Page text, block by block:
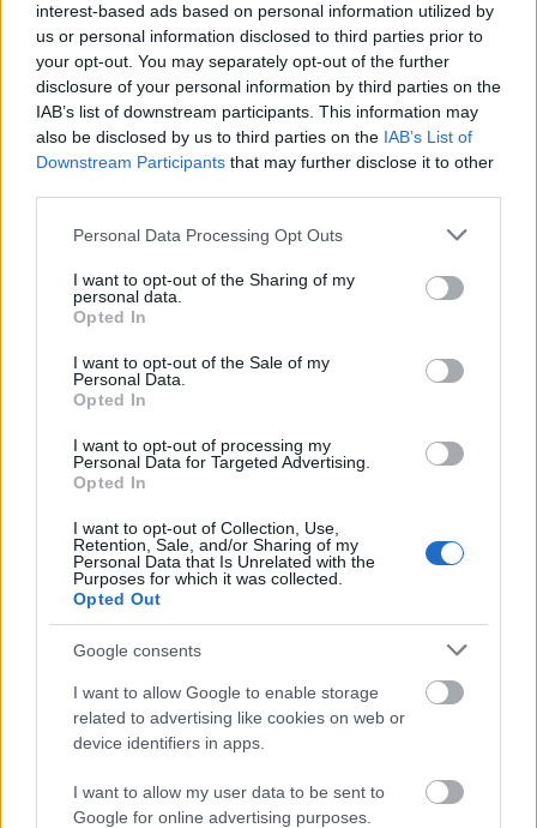
interest-based ads based on personal information utilized by
us or personal information disclosed to third parties prior to
your opt-out. You may separately opt-out of the further
disclosure of your personal information by third parties on the
IAB’s list of downstream participants. This information may
also be disclosed by us to third parties on the IAB’s List of
Downstream Participants that may further disclose it to other
Please note that this website/app uses one or more Google
not limited to your visit or usage behaviour. You may click to
grant or deny consent to Google and its third-party tags to
use your data for below specified purposes in below Google
consent section.
Personal Data Processing Opt Outs
I want to opt-out of the Sharing of my
personal data.
Opted In
I want to opt-out of the Sale of my
Personal Data.
Opted In
I want to opt-out of processing my
Personal Data for Targeted Advertising.
Opted In
I want to opt-out of Collection, Use,
Retention, Sale, and/or Sharing of my
Personal Data that Is Unrelated with the
Purposes for which it was collected.
Opted Out
Google consents
I want to allow Google to enable storage
related to advertising like cookies on web or
device identifiers in apps.
I want to allow my user data to be sent to
Google for online advertising purposes.
DIVAT
A GLAMOUR stylistja inspirációkról
számol be
Az H&M Home megérkezett
Magyarországra!